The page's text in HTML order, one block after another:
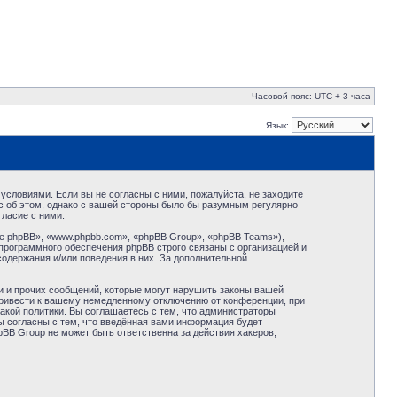
Часовой пояс: UTC + 3 часа
Язык:
Если вы не согласны с ними, пожалуйста, не заходите
этом, однако с вашей стороны было бы разумным регулярно
с ними.
«www.phpbb.com», «phpBB Group», «phpBB Teams»),
обеспечения phpBB строго связаны с организацией и
и/или поведения в них. За дополнительной
прочих сообщений, которые могут нарушить законы вашей
к вашему немедленному отключению от конференции, при
политики. Вы соглашаетесь с тем, что администраторы
с тем, что введённая вами информация будет
Group не может быть ответственна за действия хакеров,